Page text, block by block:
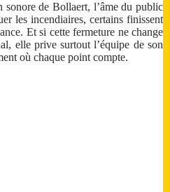
sonore de Bollaert, l’âme du public
les incendiaires, certains finissent
Et si cette fermeture ne change
elle prive surtout l’équipe de son
où chaque point compte.